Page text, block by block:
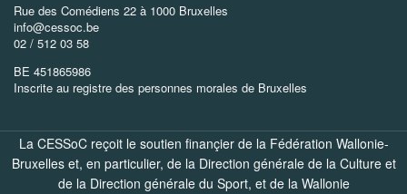
Rue des Comédiens 22 à 1000 Bruxelles
info@cessoc.be
02 / 512 03 58
BE 451865986
Inscrite au registre des personnes morales de Bruxelles
La CESSoC reçoit le soutien finançier de la Fédération Wallonie-
Bruxelles et, en particulier, de la Direction générale de la Cultureet
de la Direction générale du Sport, et de la Wallonie